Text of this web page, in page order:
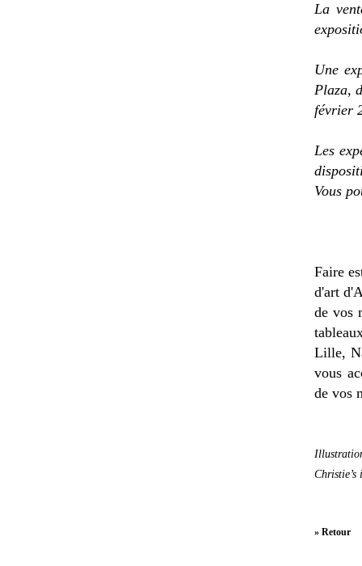
La
Une
Plaza,
février
Les
Vous
Faire
d'art
de vos
Lille,
vous
de vos
Christie’s
» Retour